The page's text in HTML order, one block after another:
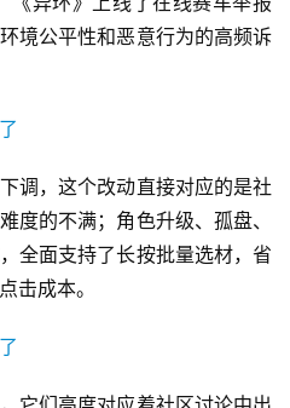
境公平性和恶意行为的高频诉
调，这个改动直接对应的是社
度的不满；角色升级、孤盘、
全面支持了长按批量选材，省
击成本。